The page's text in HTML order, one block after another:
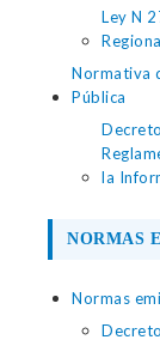
Ley N
Normativa
Pública
la
NORMAS
Normas